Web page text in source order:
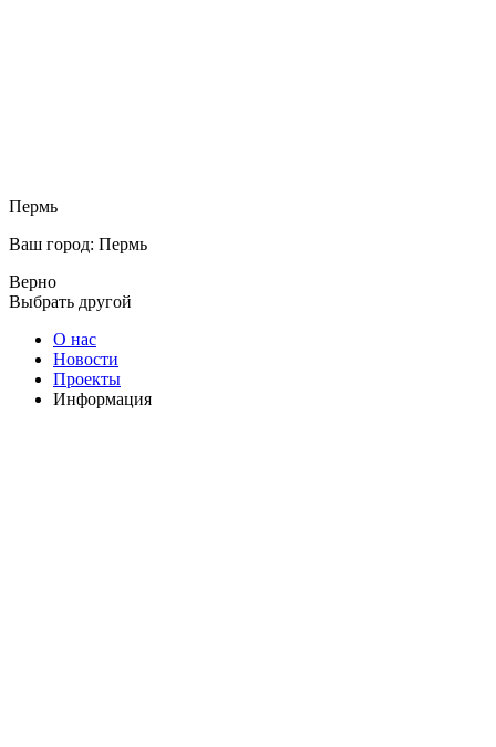
Пермь
Ваш город: Пермь
Верно
Выбрать другой
О нас
Новости
Проекты
Информация